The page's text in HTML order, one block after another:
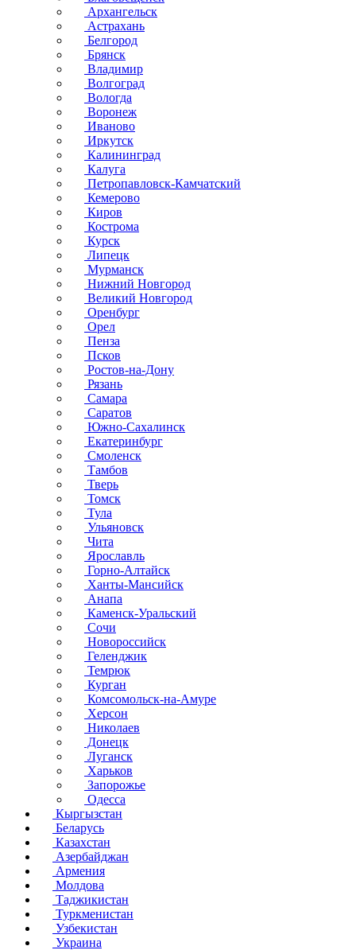
Архангельск
Астрахань
Белгород
Брянск
Владимир
Волгоград
Вологда
Воронеж
Иваново
Иркутск
Калининград
Калуга
Петропавловск-Камчатский
Кемерово
Киров
Кострома
Курск
Липецк
Мурманск
Нижний Новгород
Великий Новгород
Оренбург
Орел
Пенза
Псков
Ростов-на-Дону
Рязань
Самара
Саратов
Южно-Сахалинск
Екатеринбург
Смоленск
Тамбов
Тверь
Томск
Тула
Ульяновск
Чита
Ярославль
Горно-Алтайск
Ханты-Мансийск
Анапа
Каменск-Уральский
Сочи
Новороссийск
Геленджик
Темрюк
Курган
Комсомольск-на-Амуре
Херсон
Николаев
Донецк
Луганск
Харьков
Запорожье
Одесса
Кыргызстан
Беларусь
Казахстан
Азербайджан
Армения
Молдова
Таджикистан
Туркменистан
Узбекистан
Украина